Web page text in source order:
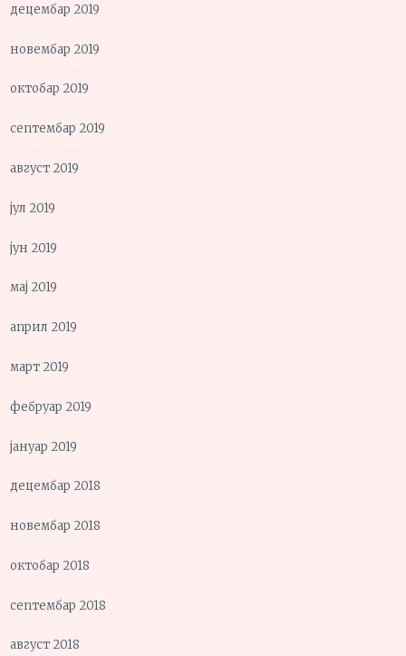
децембар 2019
новембар 2019
октобар 2019
септембар 2019
август 2019
јул 2019
јун 2019
мај 2019
април 2019
март 2019
фебруар 2019
јануар 2019
децембар 2018
новембар 2018
октобар 2018
септембар 2018
август 2018